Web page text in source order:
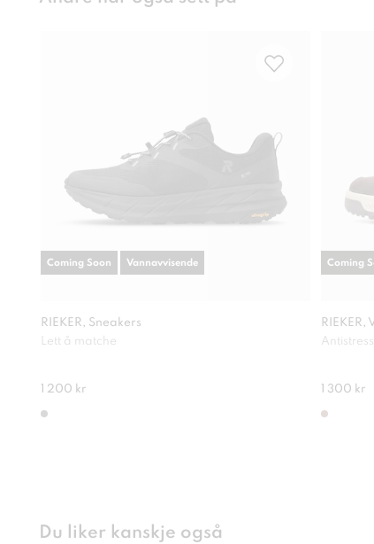
RIEKER, Sneakers
Lett å matche
1 200 kr
Coming Soon Vannavvisende
Antistress
1 300 kr
Coming
Du liker kanskje også